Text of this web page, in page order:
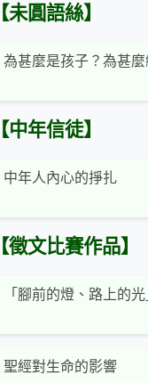
【未圓語絲】
為甚麼是孩子？為甚麼
【中年信徒】
中年人內心的掙扎
【徵文比賽作品】
「腳前的燈、路上的光
聖經對生命的影響